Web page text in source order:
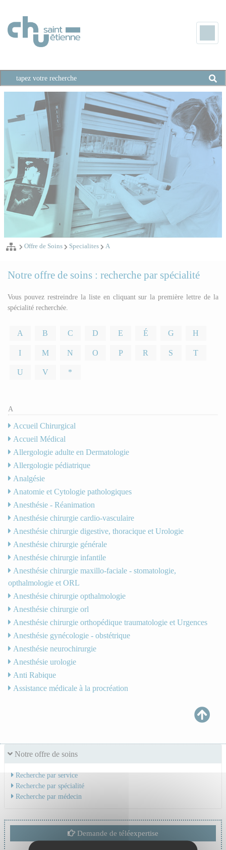
Offre de Soins Specialites A
Notre offre de soins
Recherche par service
Recherche par spécialité
Recherche par médecin
Demande de téléexpertise
Notre offre de soins : recherche par spécialité
Vous pouvez restreindre la liste en cliquant sur la première lettre de la
spécialité recherchée.
A B C D E É G H
I M N O P R S T
U V *
A
Accueil Chirurgical
Accueil Médical
Allergologie adulte en Dermatologie
Allergologie pédiatrique
Analgésie
Anatomie et Cytologie pathologiques
Anesthésie - Réanimation
Anesthésie chirurgie cardio-vasculaire
Anesthésie chirurgie digestive, thoracique et Urologie
Anesthésie chirurgie générale
Anesthésie chirurgie infantile
Anesthésie chirurgie maxillo-faciale - stomatologie,
opthalmologie et ORL
Anesthésie chirurgie opthalmologie
Anesthésie chirurgie orl
Anesthésie chirurgie orthopédique traumatologie et Urgences
Anesthésie gynécologie - obstétrique
Anesthésie neurochirurgie
Anesthésie urologie
Anti Rabique
Assistance médicale à la procréation